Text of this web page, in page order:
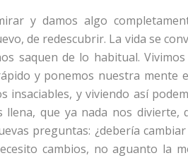
y damos algo
de redescubrir. La vida se
saquen de lo habitual.
y ponemos nuestra mente
insaciables, y viviendo así
que ya nada nos divierte,
preguntas: ¿debería
cambios, no aguanto la